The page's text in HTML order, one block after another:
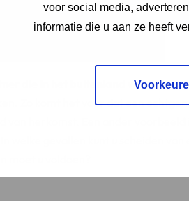
voor social media,
informatie die u aan ze heeft
die in het buitenland woont komt
Zo komt het voor dat een
herkomst. Een ander voorbeeld
welke gevallen kunt u scheiden
moet u voldoen?